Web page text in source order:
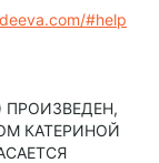
#help
КАТЕРИНОЙ